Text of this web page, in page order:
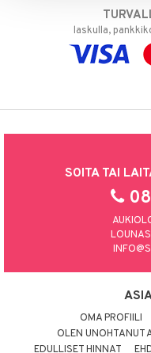
laskulla,
SOITA TAI
OMA PROFIILI
OLEN UNOHTANUT
EDULLISET HINNAT